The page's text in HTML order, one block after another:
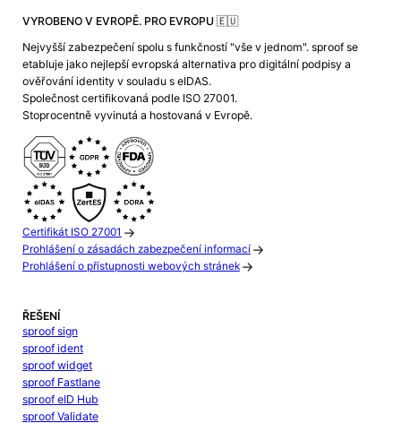
VYROBENO V EVROPĚ. PRO EVROPU 🇪🇺
Nejvyšší zabezpečení spolu s funkčností "vše v jednom". sproof se
etabluje jako nejlepší evropská alternativa pro digitální podpisy a
ověřování identity v souladu s eIDAS.
Společnost certifikovaná podle ISO 27001.
Stoprocentně vyvinutá a hostovaná v Evropě.
Certifikát ISO 27001
Prohlášení o zásadách zabezpečení informací
Prohlášení o přístupnosti webových stránek
ŘEŠENÍ
sproof sign
sproof ident
sproof widget
sproof Fastlane
sproof eID Hub
sproof Validate